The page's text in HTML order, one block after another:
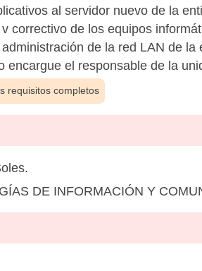
al servidor nuevo de la
correctivo de los equipos
de la red LAN de la
encargue el responsable de la
requisitos completos
DE INFORMACIÓN Y